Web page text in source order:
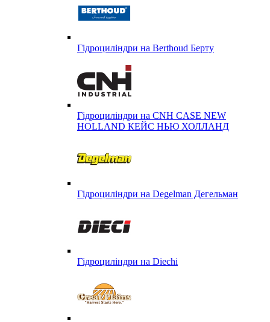
Гідроциліндри на Berthoud Берту
Гідроциліндри на CNH CASE NEW
HOLLAND КЕЙС НЬЮ ХОЛЛАНД
Гідроциліндри на Degelman Дегельман
Гідроциліндри на Diechi